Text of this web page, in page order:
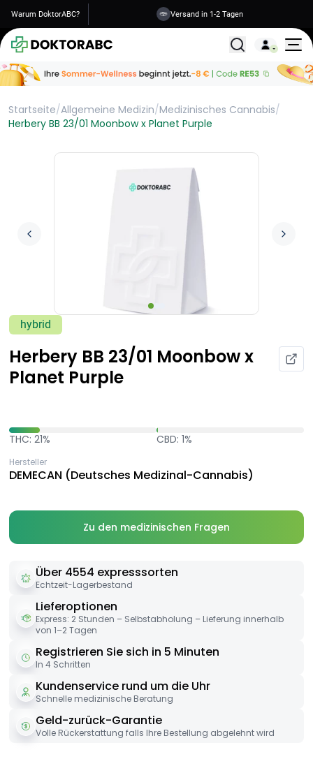
Warum DoktorABC? Versand in 1-2 Tagen
Alle
Startseite/Allgemeine Medizin/Medizinisches Cannabis/
Herbery BB 23/01 Moonbow x Planet Purple
hybrid
Herbery BB 23/01 Moonbow x
Planet Purple
THC: 21% CBD: 1%
Hersteller
DEMECAN (Deutsches Medizinal-Cannabis)
Zu den medizinischen Fragen
Über 4554 expresssorten
Echtzeit-Lagerbestand
Lieferoptionen
Express: 2 Stunden – Selbstabholung – Lieferung innerhalb
von 1–2 Tagen
Registrieren Sie sich in 5 Minuten
In 4 Schritten
Kundenservice rund um die Uhr
Schnelle medizinische Beratung
Geld-zurück-Garantie
Volle Rückerstattung falls Ihre Bestellung abgelehnt wird